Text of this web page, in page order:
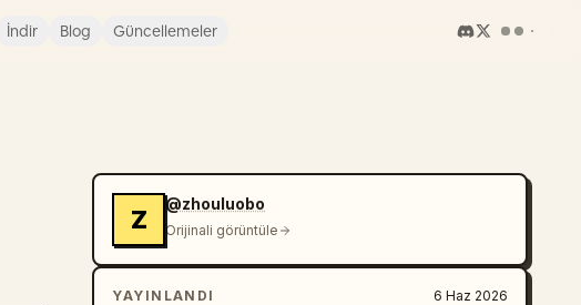
İndir Blog Güncellemeler
Z
@zhouluobo
Orijinali görüntüle
YAYINLANDI 6 Haz 2026